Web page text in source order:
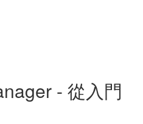
- 從入門